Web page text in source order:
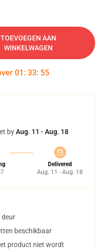
TOEVOEGEN AAN
WINKELWAGEN
01 : 33: 54
byAug. 11 - Aug. 18
Delivered
Aug. 11 - Aug. 18
deur
beschikbaar
product niet wordt